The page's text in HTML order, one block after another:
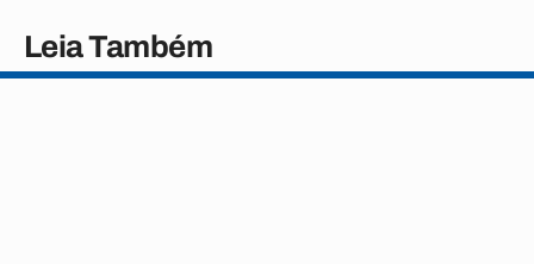
Leia Também